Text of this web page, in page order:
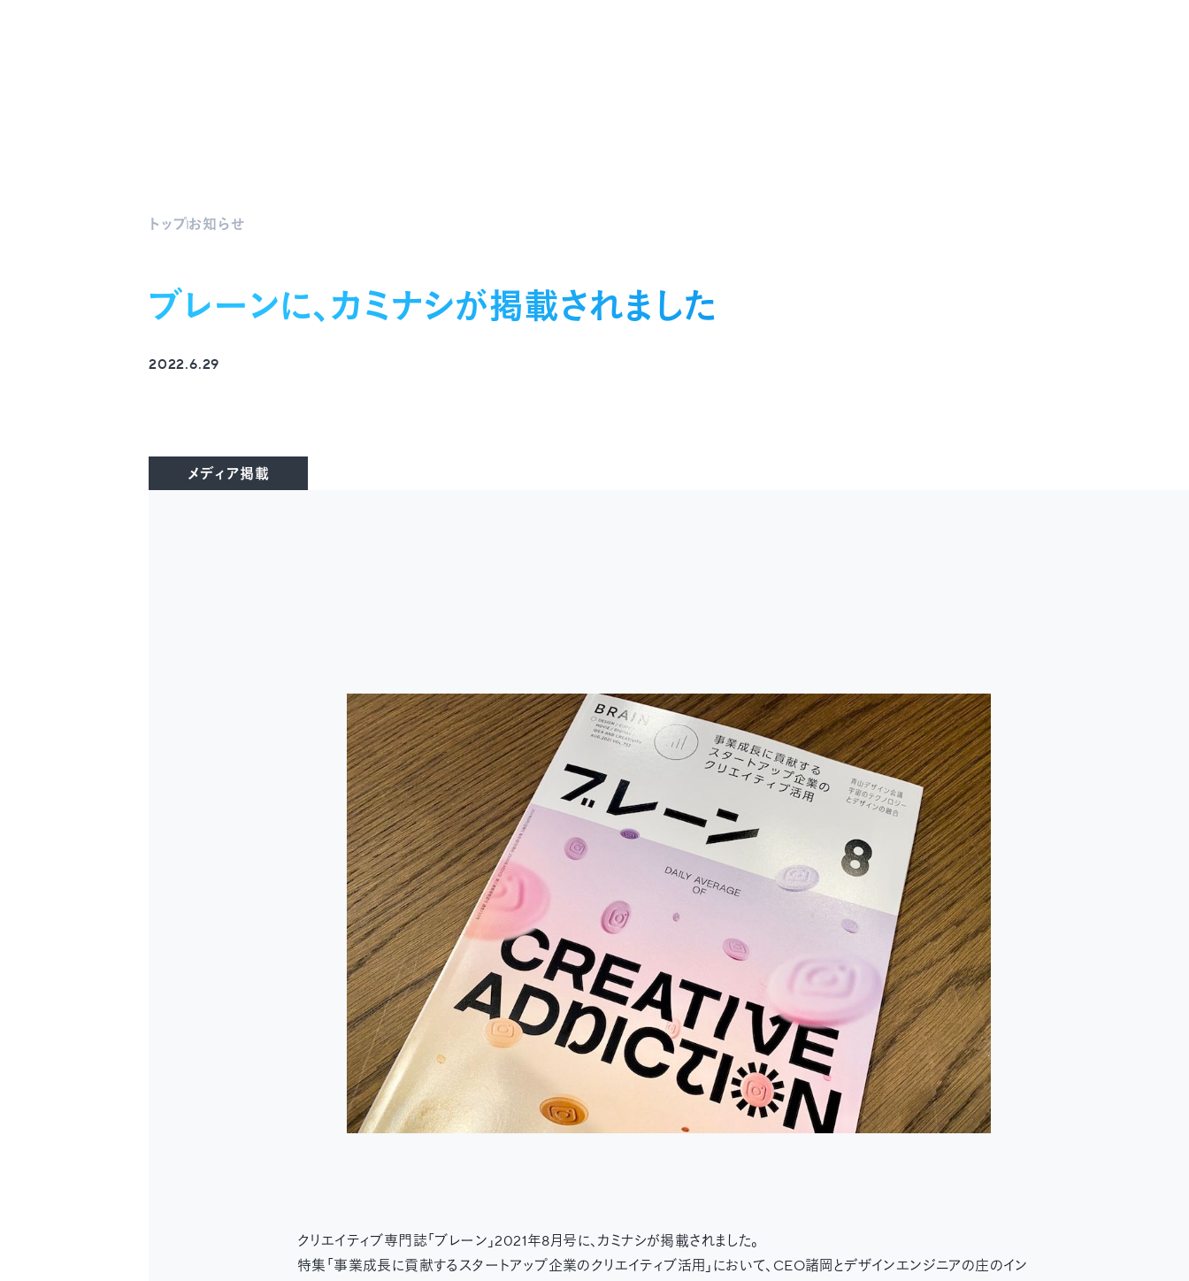
トップお知らせ
ブレーンに、カミナシが掲載されました
2022.6.29
メディア掲載
クリエイティブ専門誌「ブレーン」2021年8月号に、カミナシが掲載されました。
特集「事業成長に貢献するスタートアップ企業のクリエイティブ活用」において、CEO諸岡とデザインエンジニアの庄のイン